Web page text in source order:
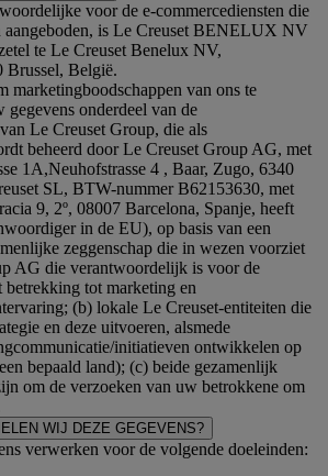
voor de e-commercediensten die
aangeboden, is Le Creuset BENELUX NV
te Le Creuset Benelux NV,
Brussel, België.
marketingboodschappen van ons te
onderdeel van de
Le Creuset Group, die als
beheerd door Le Creuset Group AG, met
1A,Neuhofstrasse 4 , Baar, Zugo, 6340
SL, BTW-nummer B62153630, met
9, 2º, 08007 Barcelona, Spanje, heeft
in de EU), op basis van een
zeggenschap die in wezen voorziet
AG die verantwoordelijk is voor de
betrekking tot marketing en
(b) lokale Le Creuset-entiteiten die
en deze uitvoeren, alsmede
initiatieven ontwikkelen op
bepaald land); (c) beide gezamenlijk
om de verzoeken van uw betrokkene om
WIJ DEZE GEGEVENS?
verwerken voor de volgende doeleinden: